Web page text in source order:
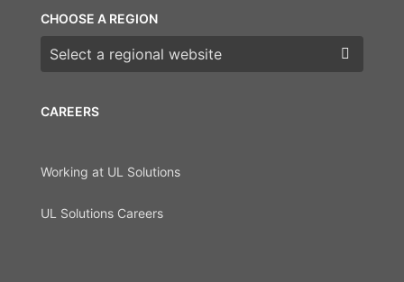
CAREERS
Working at UL Solutions
UL Solutions Careers
CHOOSE A REGION
Choose a region